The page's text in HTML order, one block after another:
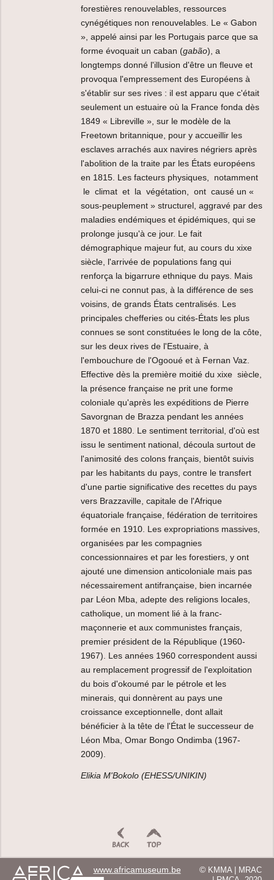
forestières renouvelables, ressources
cynégétiques non renouvelables. Le « Gabon
», appelé ainsi par les Portugais parce que sa
forme évoquait un caban (gabão), a
longtemps donné l'illusion d'être un fleuve et
provoqua l'empressement des Européens à
s'établir sur ses rives : il est apparu que c'était
seulement un estuaire où la France fonda dès
1849 « Libreville », sur le modèle de la
Freetown britannique, pour y accueillir les
esclaves arrachés aux navires négriers après
l'abolition de la traite par les États européens
en 1815. Les facteurs physiques, notamment
le climat et la végétation, ont causé un «
sous-peuplement » structurel, aggravé par des
maladies endémiques et épidémiques, qui se
prolonge jusqu'à ce jour. Le fait
démographique majeur fut, au cours du xixe
siècle, l'arrivée de populations fang qui
renforça la bigarrure ethnique du pays. Mais
celui-ci ne connut pas, à la différence de ses
voisins, de grands États centralisés. Les
principales chefferies ou cités-États les plus
connues se sont constituées le long de la côte,
sur les deux rives de l'Estuaire, à
l'embouchure de l'Ogooué et à Fernan Vaz.
Effective dès la première moitié du xixe siècle,
la présence française ne prit une forme
coloniale qu'après les expéditions de Pierre
Savorgnan de Brazza pendant les années
1870 et 1880. Le sentiment territorial, d'où est
issu le sentiment national, découla surtout de
l'animosité des colons français, bientôt suivis
par les habitants du pays, contre le transfert
d'une partie significative des recettes du pays
vers Brazzaville, capitale de l'Afrique
équatoriale française, fédération de territoires
formée en 1910. Les expropriations massives,
organisées par les compagnies
concessionnaires et par les forestiers, y ont
ajouté une dimension anticoloniale mais pas
nécessairement antifrançaise, bien incarnée
par Léon Mba, adepte des religions locales,
catholique, un moment lié à la franc-
maçonnerie et aux communistes français,
premier président de la République (1960-
1967). Les années 1960 correspondent aussi
au remplacement progressif de l'exploitation
du bois d'okoumé par le pétrole et les
minerais, qui donnèrent au pays une
croissance exceptionnelle, dont allait
bénéficier à la tête de l'État le successeur de
Léon Mba, Omar Bongo Ondimba (1967-
2009).
Elikia M'Bokolo (EHESS/UNIKIN)
© KMMA | MRAC
www.africamuseum.be